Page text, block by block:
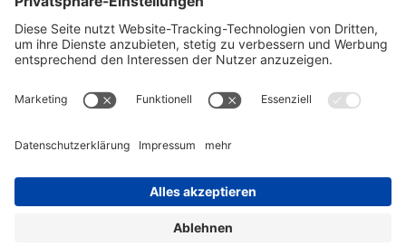
HerstellerBeratungFAQGlossarKontaktNewsletterTEAM
Widerruf
Lieferung & Versandkosten